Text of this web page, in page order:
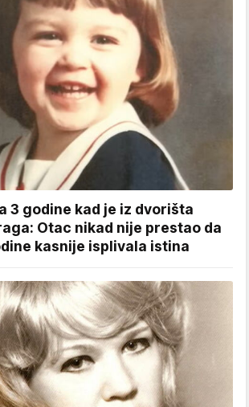
3 godine kad je iz dvorišta
Otac nikad nije prestao da
kasnije isplivala istina